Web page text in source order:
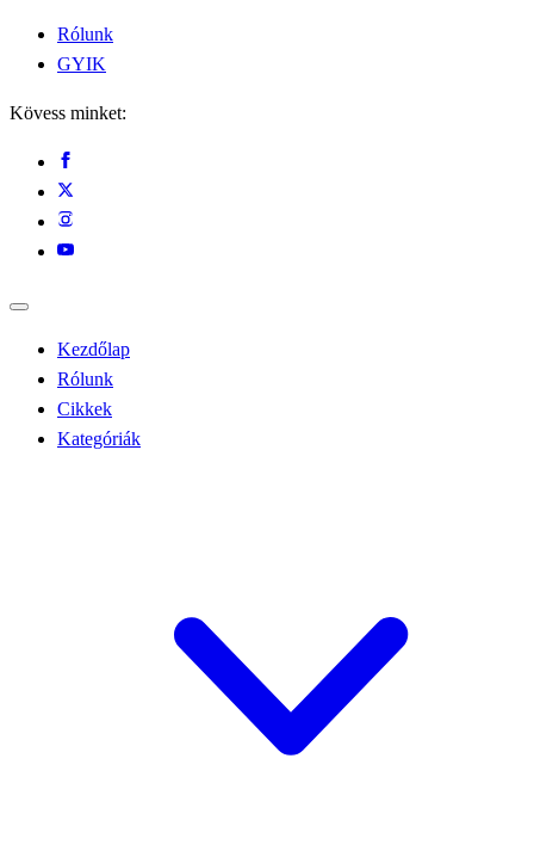
Rólunk
GYIK
Kövess minket:
Kezdőlap
Rólunk
Cikkek
Kategóriák